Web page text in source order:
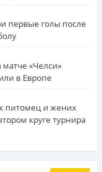
первые голы после
матче «Челси»
в Европе
питомец и жених
круге турнира